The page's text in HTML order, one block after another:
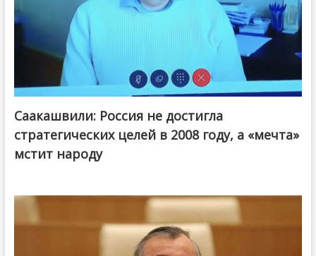
Саакашвили: Россия не достигла
стратегических целей в 2008 году, а «мечта»
мстит народу